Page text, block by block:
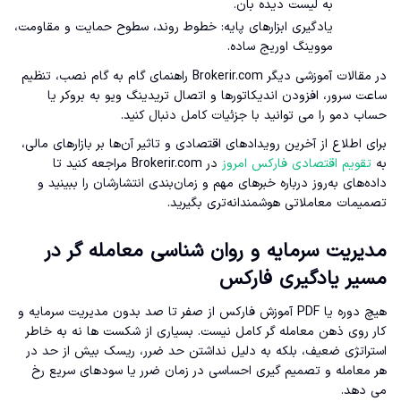
به لیست دیده بان.
یادگیری ابزارهای پایه: خطوط روند، سطوح حمایت و مقاومت،
مووینگ اوریج ساده.
در مقالات آموزشی دیگر Brokerir.com راهنمای گام به گام نصب، تنظیم
ساعت سرور، افزودن اندیکاتورها و اتصال تریدینگ ویو به بروکر یا
حساب دمو را می توانید با جزئیات کامل دنبال کنید.
برای اطلاع از آخرین رویدادهای اقتصادی و تاثیر آن‌ها بر بازارهای مالی،
به تقویم اقتصادی فارکس امروز
در Brokerir.com مراجعه کنید تا
داده‌های به‌روز درباره خبرهای مهم و زمان‌بندی انتشارشان را ببینید و
تصمیمات معاملاتی هوشمندانه‌تری بگیرید.
مدیریت سرمایه و روان شناسی معامله گر در
مسیر یادگیری فارکس
هیچ دوره یا PDF آموزش فارکس از صفر تا صد بدون مدیریت سرمایه و
کار روی ذهن معامله گر کامل نیست. بسیاری از شکست ها نه به خاطر
استراتژی ضعیف، بلکه به دلیل نداشتن حد ضرر، ریسک بیش از حد در
هر معامله و تصمیم گیری احساسی در زمان ضرر یا سودهای سریع رخ
می دهد.